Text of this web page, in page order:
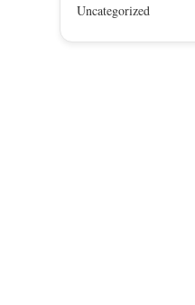
Uncategorized